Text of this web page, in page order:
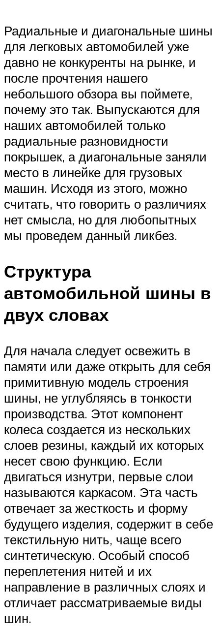
Меню
Радиальные и диагональные шины
для легковых автомобилей уже
давно не конкуренты на рынке, и
после прочтения нашего
небольшого обзора вы поймете,
почему это так. Выпускаются для
наших автомобилей только
радиальные разновидности
покрышек, а диагональные заняли
место в линейке для грузовых
машин. Исходя из этого, можно
считать, что говорить о различиях
нет смысла, но для любопытных
мы проведем данный ликбез.
Структура
автомобильной шины в
двух словах
Для начала следует освежить в
памяти или даже открыть для себя
примитивную модель строения
шины, не углубляясь в тонкости
производства. Этот компонент
колеса создается из нескольких
слоев резины, каждый их которых
несет свою функцию. Если
двигаться изнутри, первые слои
называются каркасом. Эта часть
отвечает за жесткость и форму
будущего изделия, содержит в себе
текстильную нить, чаще всего
синтетическую. Особый способ
переплетения нитей и их
направление в различных слоях и
отличает рассматриваемые виды
шин.